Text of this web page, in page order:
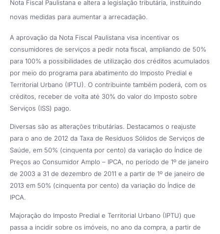
Nota Fiscal Paulistana e altera a legislação tributária, instituindo
novas medidas para aumentar a arrecadação.
A aprovação da Nota Fiscal Paulistana visa incentivar os
consumidores de serviços a pedir nota fiscal, ampliando de 50%
para 100% a possibilidades de utilização dos créditos acumulados
por meio do programa para abatimento do Imposto Predial e
Territorial Urbano (IPTU). O contribuinte também poderá, com os
créditos, receber de volta até 30% do valor do Imposto sobre
Serviços (ISS) pago.
Diversas são as alterações tributárias. Destacamos o reajuste
para o ano de 2012 da Taxa de Resíduos Sólidos de Serviços de
Saúde, em 50% (cinquenta por cento) da variação do Índice de
Preços ao Consumidor Amplo – IPCA, no período de 1º de janeiro
de 2003 a 31 de dezembro de 2011 e a partir de 1º de janeiro de
2013 em 50% (cinquenta por cento) da variação do Índice de
IPCA.
Majoração do Imposto Predial e Territorial Urbano (IPTU) que
passa a incidir sobre os imóveis, no ano da compra, a partir de